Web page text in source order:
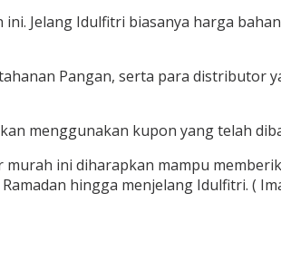
Jelang Idulfitri biasanya harga
Pangan, serta para
menggunakan kupon yang telah
ini diharapkan mampu
hingga menjelang Idulfitri. (